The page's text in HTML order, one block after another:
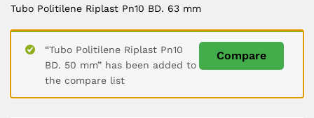
Tubo Politilene Riplast Pn10 BD. 63 mm
Compare
“Tubo Politilene Riplast Pn10
BD. 50 mm” has been added to
the compare list